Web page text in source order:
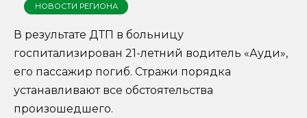
НОВОСТИ РЕГИОНА
В результате ДТП в больницу
госпитализирован 21-летний водитель «Ауди»,
его пассажир погиб. Стражи порядка
устанавливают все обстоятельства
произошедшего.